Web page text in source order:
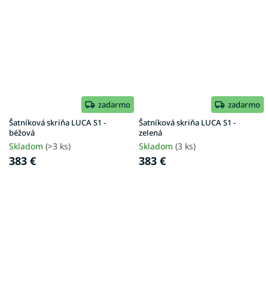
zadarmo
Šatníková skriňa LUCA S1 -
béžová
Skladom (>3 ks)
383 €
zadarmo
Šatníková skriňa LUCA S1 -
zelená
Skladom (3 ks)
383 €